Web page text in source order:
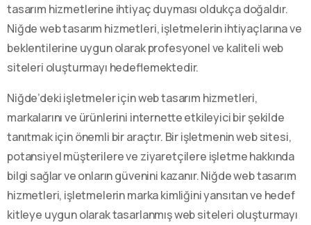
tasarım hizmetlerine ihtiyaç duyması oldukça doğaldır.
Niğde web tasarım hizmetleri, işletmelerin ihtiyaçlarına ve
beklentilerine uygun olarak profesyonel ve kaliteli web
siteleri oluşturmayı hedeflemektedir.
Niğde’deki işletmeler için web tasarım hizmetleri,
markalarını ve ürünlerini internette etkileyici bir şekilde
tanıtmak için önemli bir araçtır. Bir işletmenin web sitesi,
potansiyel müşterilere ve ziyaretçilere işletme hakkında
bilgi sağlar ve onların güvenini kazanır. Niğde web tasarım
hizmetleri, işletmelerin marka kimliğini yansıtan ve hedef
kitleye uygun olarak tasarlanmış web siteleri oluşturmayı